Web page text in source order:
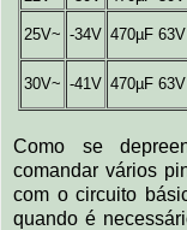
25V~ -34V 470µF 63V
30V~ -41V 470µF 63V
Como se
comandar vários
com o circuito
quando é